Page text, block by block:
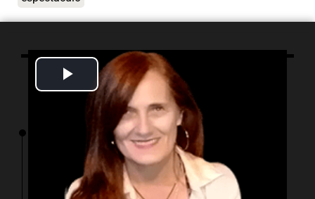
Play
Video
Lo último
Más de 1.300 vuelos cancelados en Shanghái
ante la llegada del tifón Dolphin